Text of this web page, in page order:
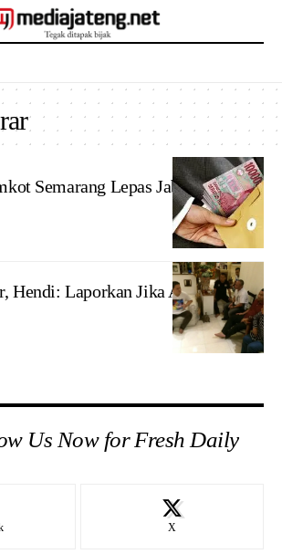
Semarang Lepas Jabatan Dua
Hendi: Laporkan Jika Ada Bukit
Us Now for Fresh Daily
X